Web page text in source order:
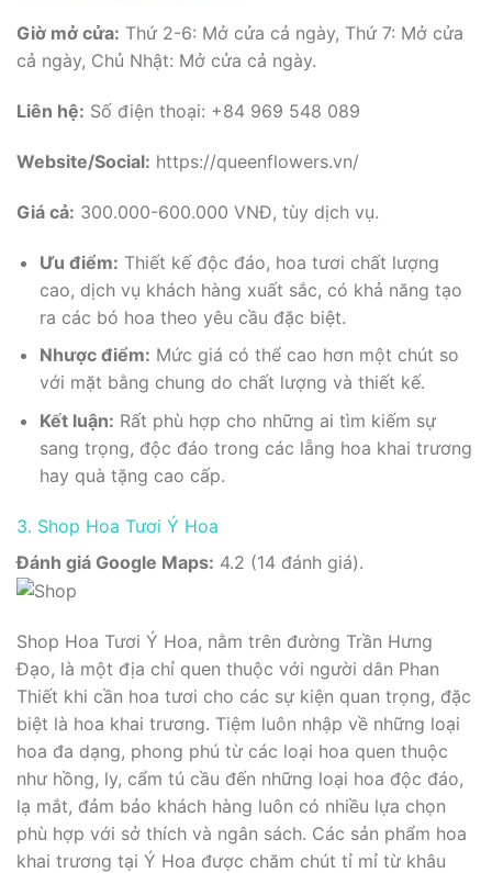
Giờ mở cửa: Thứ 2-6: Mở cửa cả ngày, Thứ 7: Mở cửa
cả ngày, Chủ Nhật: Mở cửa cả ngày.
Liên hệ: Số điện thoại: +84 969 548 089
Website/Social: https://queenflowers.vn/
Giá cả: 300.000-600.000 VNĐ, tùy dịch vụ.
Ưu điểm: Thiết kế độc đáo, hoa tươi chất lượng
cao, dịch vụ khách hàng xuất sắc, có khả năng tạo
ra các bó hoa theo yêu cầu đặc biệt.
Nhược điểm: Mức giá có thể cao hơn một chút so
với mặt bằng chung do chất lượng và thiết kế.
Kết luận: Rất phù hợp cho những ai tìm kiếm sự
sang trọng, độc đáo trong các lẵng hoa khai trương
hay quà tặng cao cấp.
3. Shop Hoa Tươi Ý Hoa
Đánh giá Google Maps: 4.2 (14 đánh giá).
Shop Hoa Tươi Ý Hoa, nằm trên đường Trần Hưng
Đạo, là một địa chỉ quen thuộc với người dân Phan
Thiết khi cần hoa tươi cho các sự kiện quan trọng, đặc
biệt là hoa khai trương. Tiệm luôn nhập về những loại
hoa đa dạng, phong phú từ các loại hoa quen thuộc
như hồng, ly, cẩm tú cầu đến những loại hoa độc đáo,
lạ mắt, đảm bảo khách hàng luôn có nhiều lựa chọn
phù hợp với sở thích và ngân sách. Các sản phẩm hoa
khai trương tại Ý Hoa được chăm chút tỉ mỉ từ khâu